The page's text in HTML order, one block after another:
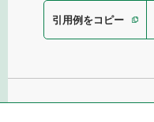
引用例をコピー